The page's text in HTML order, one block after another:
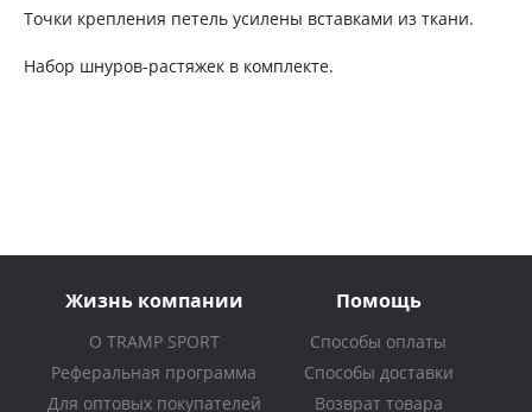
Точки крепления петель усилены вставками из ткани.
Набор шнуров-растяжек в комплекте.
Жизнь компании
О TRAMP SPORT
Реферальная программа
Для оптовых покупателей
Помощь
Способы оплаты
Способы доставки
Возврат товара